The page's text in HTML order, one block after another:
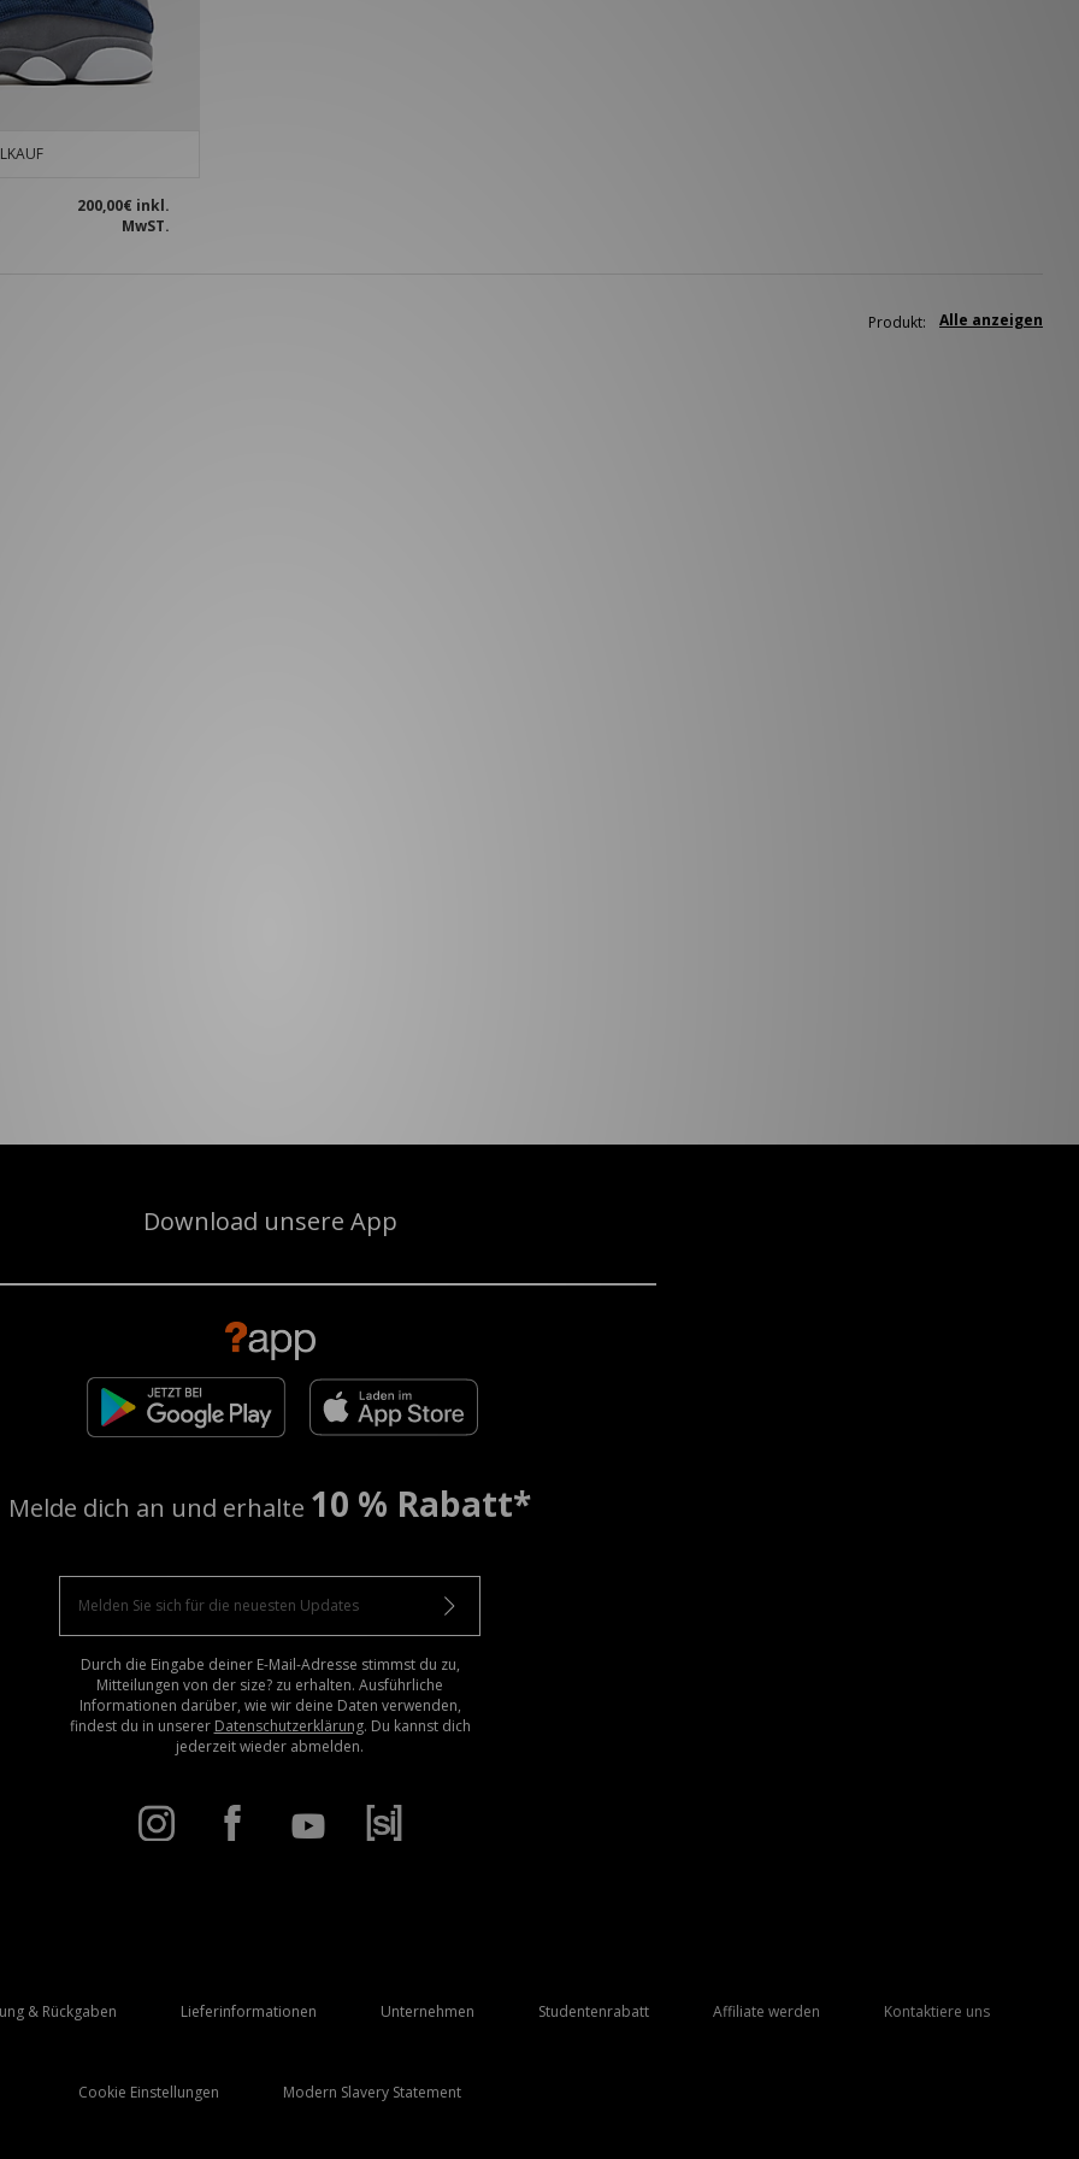
200,00€ inkl.
MwST.
Alle anzeigen
Produkt:
Download unsere App
Melde dich an und erhalte 10 % Rabatt*
Durch die Eingabe deiner E-Mail-Adresse stimmst du zu,
Mitteilungen von der size? zu erhalten. Ausführliche
Informationen darüber, wie wir deine Daten verwenden,
findest du in unserer Datenschutzerklärung. Du kannst dich
jederzeit wieder abmelden.
& Rückgaben Lieferinformationen Unternehmen Studentenrabatt Affiliate werden Kontaktiere uns
Cookie Einstellungen Modern Slavery Statement